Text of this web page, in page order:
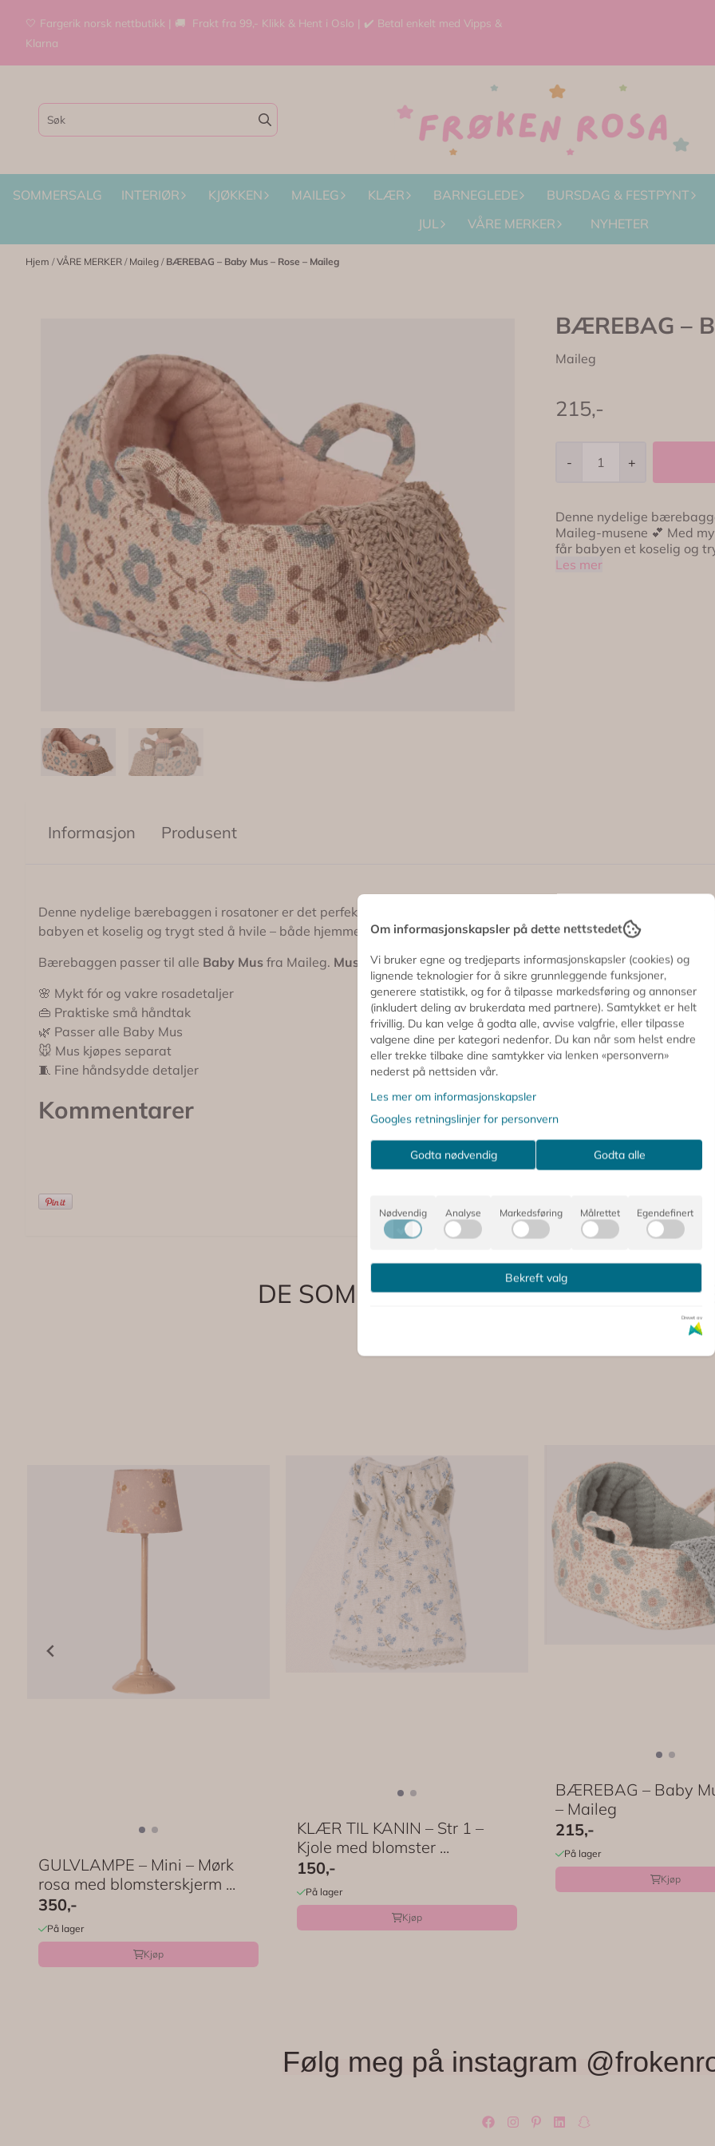
Hopp til innhold
🤍 Fargerik norsk nettbutikk | 🚚 Frakt fra 99,- Klikk & Hent i Oslo | ✔️ Betal enkelt med Vipps &
Klarna
SOMMERSALG INTERIØR KJØKKEN MAILEG KLÆR BARNEGLEDE BURSDAG & FESTPYNT
JUL
VÅRE MERKER NYHETER
Hjem /VÅRE MERKER / Maileg / BÆREBAG – Baby Mus – Rose – Maileg
BÆREBAG –
Maileg
215,-
- +
Denne nydelige
Maileg-musene 💕 Med
får babyen et koselig og
Bærebaggen passer til alle
Les mer
Informasjon Produsent
Denne nydelige bærebaggen i rosatoner er det perfekte tilbehøret til de minste Maileg-musene 💕 Med mykt fór,
babyen et koselig og trygt sted å hvile – både hjemme og på farten.
Bærebaggen passer til alle Baby Mus fra Maileg. Mus følger ikke med.
🌸 Mykt fór og vakre rosadetaljer
👜 Praktiske små håndtak
🌿 Passer alle Baby Mus
🐭 Mus kjøpes separat
🧵 Fine håndsydde detaljer
Kommentarer
DE SOM SÅ PÅ DETTE, OPPDAGET
GULVLAMPE – Mini – Mørk
rosa med blomsterskjerm ...
350,-
På lager
Kjøp
KLÆR TIL KANIN – Str 1 –
Kjole med blomster ...
150,-
På lager
Kjøp
BÆREBAG – Baby
– Maileg
215,-
På lager
Kjøp
Følg meg på instagram
Om informasjonskapsler på dette nettstedet
Vi bruker egne og tredjeparts informasjonskapsler (cookies) og
lignende teknologier for å sikre grunnleggende funksjoner,
generere statistikk, og for å tilpasse markedsføring og annonser
(inkludert deling av brukerdata med partnere). Samtykket er helt
frivillig. Du kan velge å godta alle, avvise valgfrie, eller tilpasse
valgene dine per kategori nedenfor. Du kan når som helst endre
eller trekke tilbake dine samtykker via lenken «personvern»
nederst på nettsiden vår.
Les mer om informasjonskapsler
Googles retningslinjer for personvern
Godta nødvendig Godta alle
Nødvendig Analyse Markedsføring Målrettet Egendefinert
Bekreft valg
Drevet av